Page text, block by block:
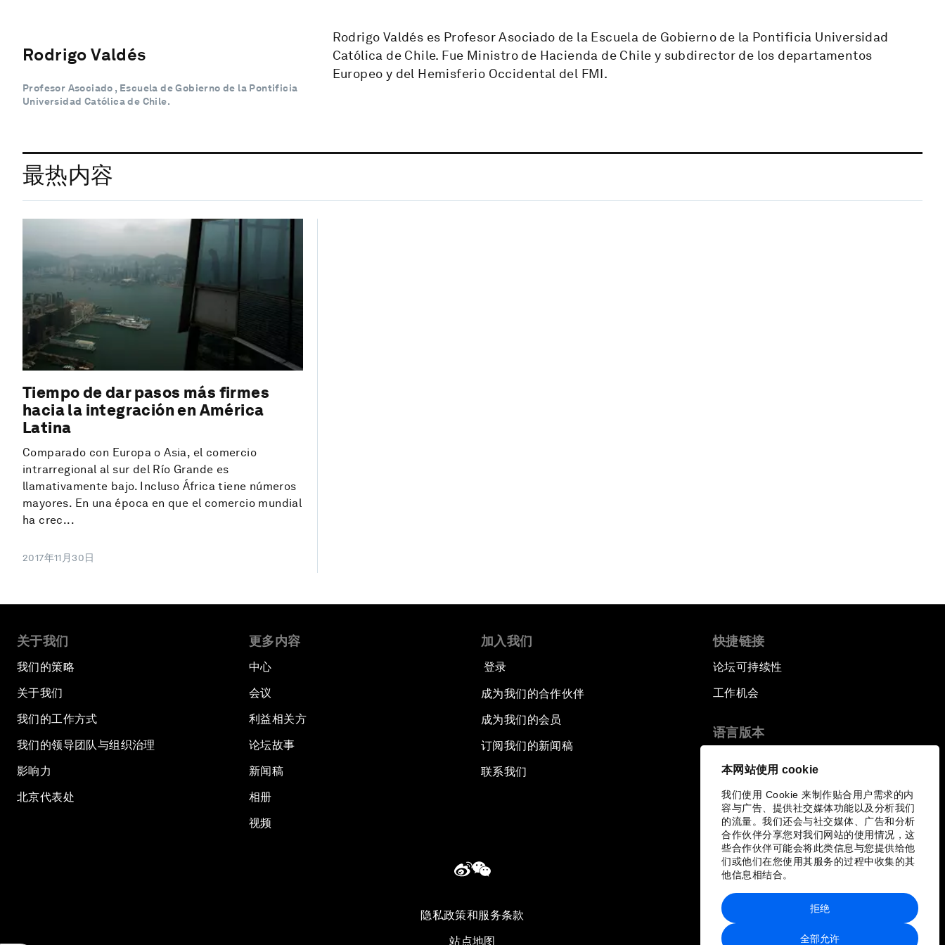
本网站使用 cookie
我们使用 Cookie 来制作贴合用户需求的内
容与广告、提供社交媒体功能以及分析我们
的流量。我们还会与社交媒体、广告和分析
合作伙伴分享您对我们网站的使用情况，这
些合作伙伴可能会将此类信息与您提供给他
们或他们在您使用其服务的过程中收集的其
他信息相结合。
全部允许
拒绝
Rodrigo Valdés
Profesor Asociado , Escuela de Gobierno de la Pontificia
Universidad Católica de Chile.
Rodrigo Valdés es Profesor Asociado de la Escuela de Gobierno de la Pontificia Universidad
Católica de Chile. Fue Ministro de Hacienda de Chile y subdirector de los departamentos
Europeo y del Hemisferio Occidental del FMI.
最热内容
Tiempo de dar pasos más firmes
hacia la integración en América
Latina
Comparado con Europa o Asia, el comercio
intrarregional al sur del Río Grande es
llamativamente bajo. Incluso África tiene números
mayores. En una época en que el comercio mundial
ha crec...
2017年11月30日
关于我们
我们的策略
关于我们
我们的工作方式
我们的领导团队与组织治理
影响力
北京代表处
更多内容
中心
会议
利益相关方
论坛故事
新闻稿
相册
视频
加入我们
登录
成为我们的合作伙伴
成为我们的会员
订阅我们的新闻稿
联系我们
快捷链接
论坛可持续性
工作机会
语言版本
隐私政策和服务条款
站点地图